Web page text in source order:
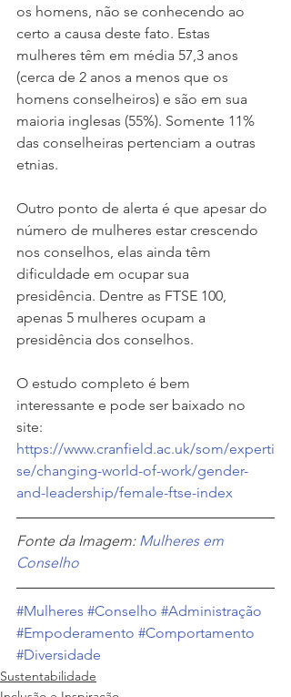
os homens, não se conhecendo ao
certo a causa deste fato. Estas
mulheres têm em média 57,3 anos
(cerca de 2 anos a menos que os
homens conselheiros) e são em sua
maioria inglesas (55%). Somente 11%
das conselheiras pertenciam a outras
etnias.
Outro ponto de alerta é que apesar do
número de mulheres estar crescendo
nos conselhos, elas ainda têm
dificuldade em ocupar sua
presidência. Dentre as FTSE 100,
apenas 5 mulheres ocupam a
presidência dos conselhos.
O estudo completo é bem
interessante e pode ser baixado no
site:
https://www.cranfield.ac.uk/som/experti
se/changing-world-of-work/gender-
and-leadership/female-ftse-index
Fonte da Imagem: Mulheres em
Conselho
#Mulheres #Conselho #Administração
#Empoderamento #Comportamento
#Diversidade
Sustentabilidade